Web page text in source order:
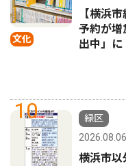
文化
【横浜
予約が増
出中」に
10
緑区
2026.08.06
横浜市